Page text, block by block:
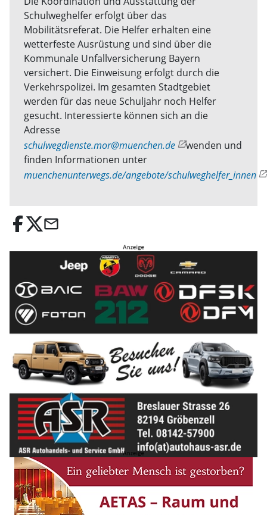
Schulweghelfer erfolgt über das
Mobilitätsreferat. Die Helfer erhalten eine
wetterfeste Ausrüstung und sind über die
Kommunale Unfallversicherung Bayern
versichert. Die Einweisung erfolgt durch die
Verkehrspolizei. Im gesamten Stadtgebiet
werden für das neue Schuljahr noch Helfer
gesucht. Interessierte können sich an die
Adresse
schulwegdienste.mor@muenchen.de
wenden und
finden Informationen unter
muenchenunterwegs.de/angebote/schulweghelfer_innen
email